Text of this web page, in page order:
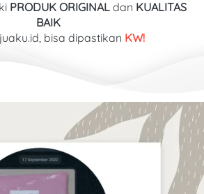
PRODUK ORIGINAL dan KUALITAS
BAIK
bisa dipastikan KW!